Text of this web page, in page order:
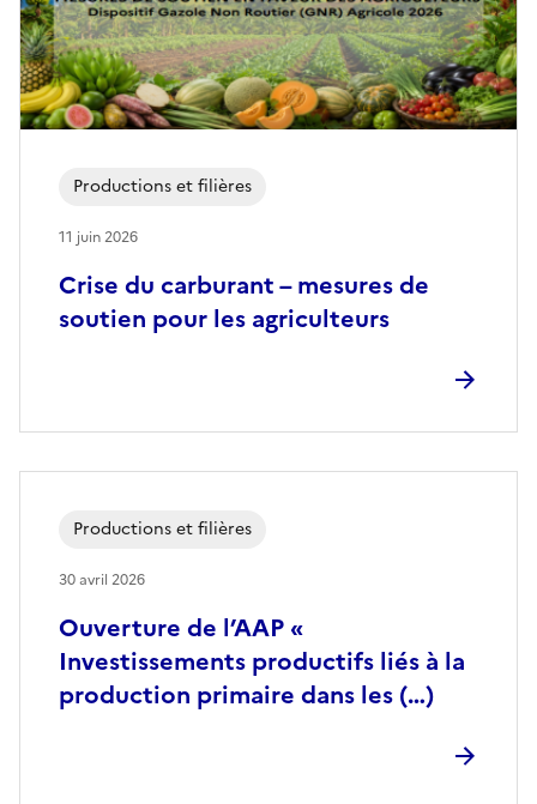
Crise du carburant – mesures de
soutien pour les agriculteurs
Productions et filières
11 juin 2026
Ouverture de l’AAP «
Investissements productifs liés à la
production primaire dans les (…)
Productions et filières
30 avril 2026